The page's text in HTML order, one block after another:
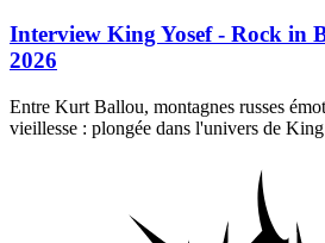
Interview King Yosef - Rock in
2026
Entre Kurt Ballou, montagnes russes
vieillesse : plongée dans l'univers de